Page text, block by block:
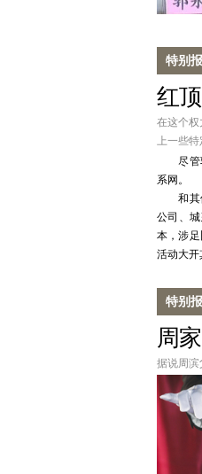
特别
红
在这个权
上一些特
尽管郭
系网。
和其他
公司、
本，涉
活动大开
特别
周
据说周滨